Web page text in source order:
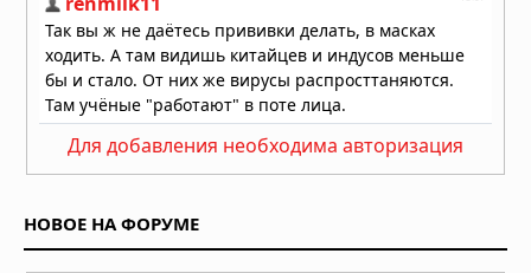
Для добавления необходима авторизация
НОВОЕ НА ФОРУМЕ